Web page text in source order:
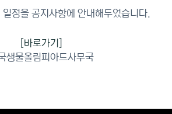
확인 바로가기
정을 공지사항에 안내해두었습니다.
[바로가기]
생물올림피아드사무국